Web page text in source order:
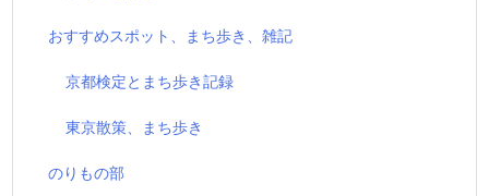
おすすめスポット、まち歩き、雑記
京都検定とまち歩き記録
東京散策、まち歩き
のりもの部